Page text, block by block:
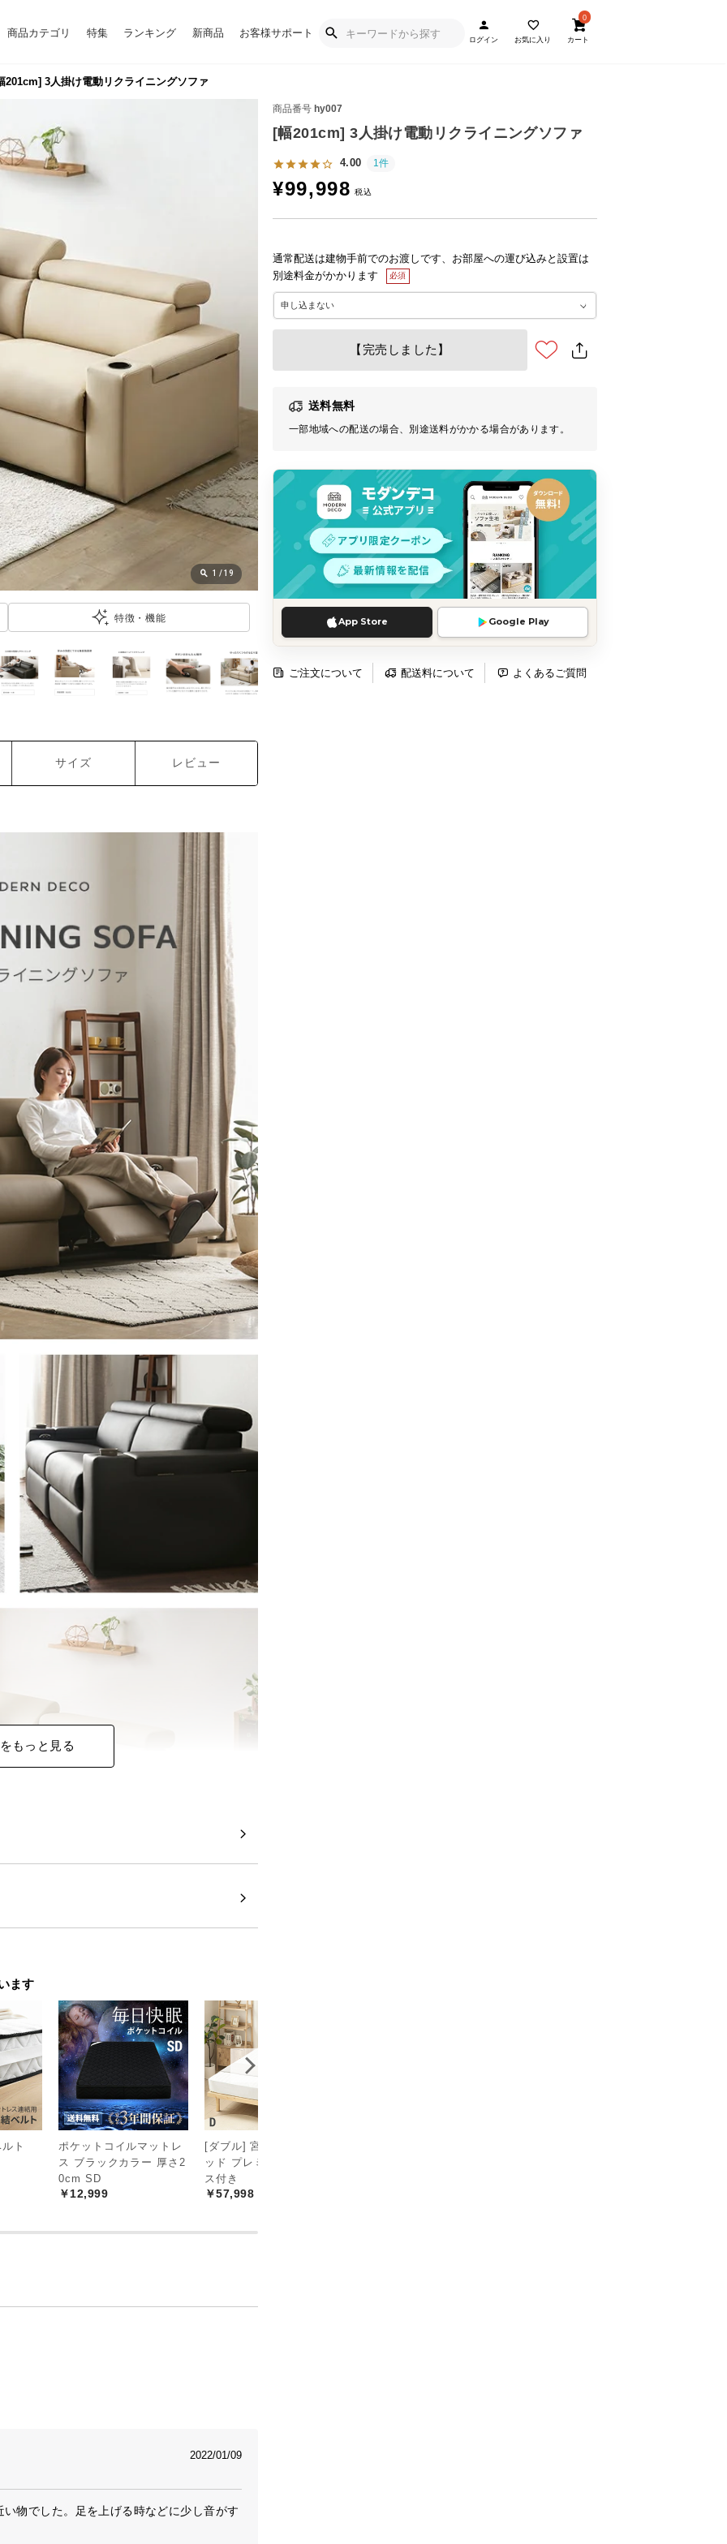
商品カテゴリ 特集 ランキング 新商品 お客様サポート
ログイン お気に入り
0
カート
201cm] 3人掛け電動リクライニングソファ
商品番号 hy007
[幅201cm] 3人掛け電動リクライニングソファ
4.00 1件
¥99,998
通常配送は建物手前でのお渡しです、お部屋への運び込みと設置は
別途料金がかかります
【完売しました】
送料無料
一部地域への配送の場合、別途送料がかかる場合があります。
App Store Google Play
ご注文について 配送料について よくあるご質問
1 /19
特徴・機能
サイズ レビュー
もっと見る
ます
ト
ポケットコイルマットレ
ス ブラックカラー 厚さ2
0cm SD
￥12,999
[ダブル] 宮付きすのこベ
ッド プレミアムマットレ
ス付き
￥57,998
2022/01/09
物でした。足を上げる時などに少し音がす